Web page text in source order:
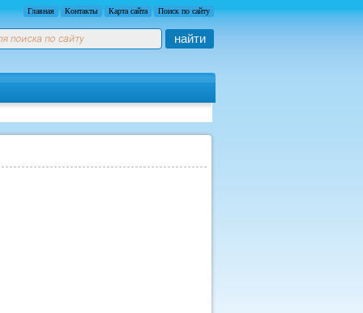
Главная Контакты Карта сайта Поиск по сайту
найти